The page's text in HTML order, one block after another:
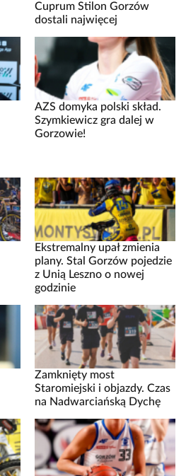
Cuprum Stilon Gorzów
dostali najwięcej
AZS domyka polski skład.
Szymkiewicz gra dalej w
Gorzowie!
Ekstremalny upał zmienia
plany. Stal Gorzów pojedzie
z Unią Leszno o nowej
godzinie
Zamknięty most
Staromiejski i objazdy. Czas
na Nadwarciańską Dychę